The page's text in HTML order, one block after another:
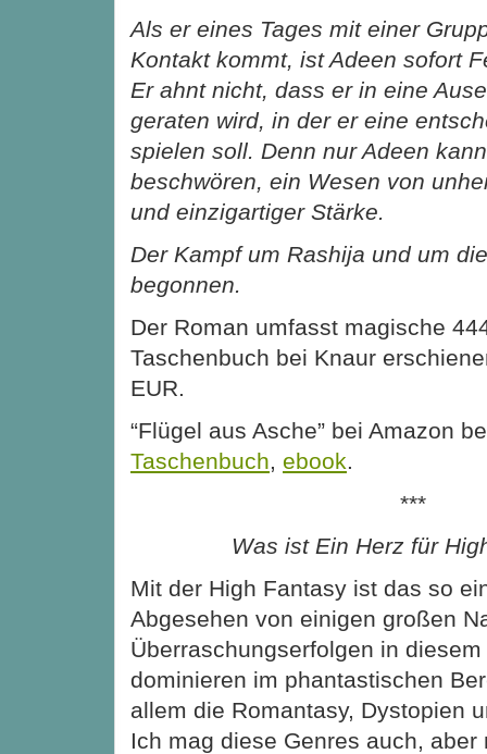
Als er eines Tages mit einer
Kontakt kommt, ist Adeen sofort
Er ahnt nicht, dass er in eine
geraten wird, in der er eine
spielen soll. Denn nur Adeen
beschwören, ein Wesen von
und einzigartiger Stärke.
Der Kampf um Rashija und um
begonnen.
Der Roman umfasst magische
Taschenbuch bei Knaur
EUR.
“Flügel aus Asche” bei Amazon
Taschenbuch, ebook.
***
Was ist Ein Herz für
Mit der High Fantasy ist das so
Abgesehen von einigen großen
Überraschungserfolgen in
dominieren im phantastischen
allem die Romantasy, Dystopien
Ich mag diese Genres auch, aber